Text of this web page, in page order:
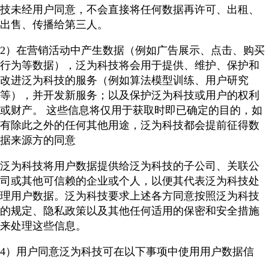
技未经用户同意，不会直接将任何数据再许可、出租、
出售、传播给第三人。
2）在营销活动中产生数据（例如广告展示、点击、购买
行为等数据），泛为科技将会用于提供、维护、保护和
改进泛为科技的服务（例如算法模型训练、用户研究
等），并开发新服务；以及保护泛为科技或用户的权利
或财产。 这些信息将仅用于获取时即已确定的目的，如
有除此之外的任何其他用途，泛为科技都会提前征得数
据来源方的同意
泛为科技将用户数据提供给泛为科技的子公司、关联公
司或其他可信赖的企业或个人，以便其代表泛为科技处
理用户数据。泛为科技要求上述各方同意按照泛为科技
的规定、隐私政策以及其他任何适用的保密和安全措施
来处理这些信息。
4）用户同意泛为科技可在以下事项中使用用户数据信